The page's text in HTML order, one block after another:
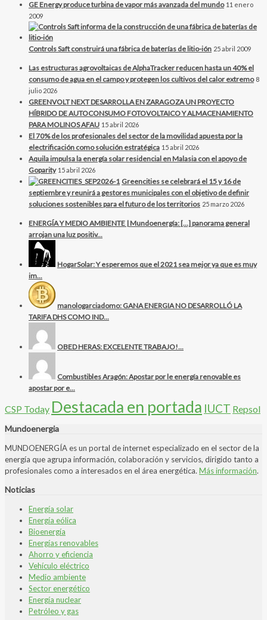
GE Energy produce turbina de vapor más avanzada del mundo 11 enero
2009
Controls Saft construirá una fábrica de baterías de litio-ión 25 abril 2009
Las estructuras agrovoltaicas de AlphaTracker reducen hasta un 40% el
consumo de agua en el campo y protegen los cultivos del calor extremo 8
julio 2026
GREENVOLT NEXT DESARROLLA EN ZARAGOZA UN PROYECTO
HÍBRIDO DE AUTOCONSUMO FOTOVOLTAICO Y ALMACENAMIENTO
PARA MOLINOS AFAU 15 abril 2026
El 70% de los profesionales del sector de la movilidad apuesta por la
electrificación como solución estratégica 15 abril 2026
Aquila impulsa la energía solar residencial en Malasia con el apoyo de
Goparity 15 abril 2026
Greencities se celebrará el 15 y 16 de
septiembre y reunirá a gestores municipales con el objetivo de definir
soluciones sostenibles para el futuro de los territorios 25 marzo 2026
ENERGÍA Y MEDIO AMBIENTE | Mundoenergía: […] panorama general
arrojan una luz positiv...
HogarSolar: Y esperemos que el 2021 sea mejor ya que es muy
im...
manologarciadomo: GANA ENERGIA NO DESARROLLÓ LA
TARIFA DHS COMO IND...
OBED HERAS: EXCELENTE TRABAJO!...
Combustibles Aragón: Apostar por le energía renovable es
apostar por e...
CSP Today Destacada en portada IUCT Repsol
Mundoenergia
MUNDOENERGÍA es un portal de internet especializado en el sector de la
energía que agrupa información, colaboración y servicios, dirigido tanto a
profesionales como a interesados en el área energética. Más información.
Noticias
Energía solar
Energía eólica
Bioenergía
Energías renovables
Ahorro y eficiencia
Vehículo eléctrico
Medio ambiente
Sector energético
Energía nuclear
Petróleo y gas